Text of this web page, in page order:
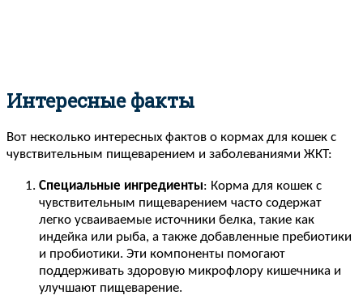
Интересные факты
Вот несколько интересных фактов о кормах для кошек с
чувствительным пищеварением и заболеваниями ЖКТ:
Специальные ингредиенты: Корма для кошек с
чувствительным пищеварением часто содержат
легко усваиваемые источники белка, такие как
индейка или рыба, а также добавленные пребиотики
и пробиотики. Эти компоненты помогают
поддерживать здоровую микрофлору кишечника и
улучшают пищеварение.